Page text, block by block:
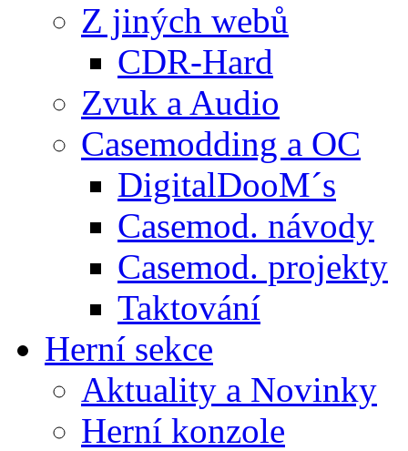
Z jiných webů
CDR-Hard
Zvuk a Audio
Casemodding a OC
DigitalDooM´s
Casemod. návody
Casemod. projekty
Taktování
Herní sekce
Aktuality a Novinky
Herní konzole